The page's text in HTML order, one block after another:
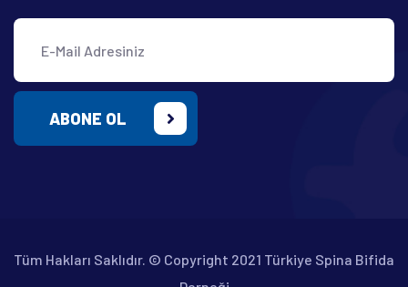
ABONE OL
Tüm Hakları Saklıdır. © Copyright 2021 Türkiye Spina Bifida